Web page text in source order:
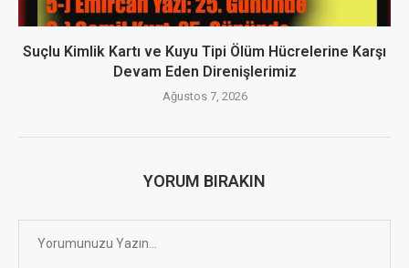
Suçlu Kimlik Kartı ve Kuyu Tipi Ölüm Hücrelerine Karşı
Devam Eden Direnişlerimiz
Ağustos 7, 2026
YORUM BIRAKIN